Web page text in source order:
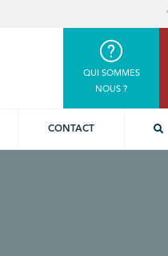
QUI SOMMES
NOUS ?
CONTACT